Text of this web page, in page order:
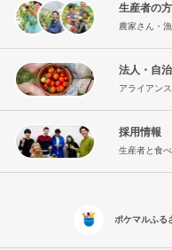
生産者の
農家さん・
法人・自
アライアン
採用情報
生産者と食
ポケマルふる